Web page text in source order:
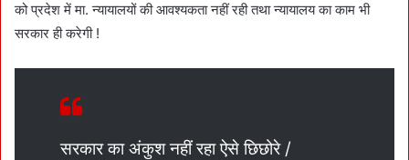
को प्रदेश में मा. न्यायालयों की आवश्यकता नहीं रही तथा न्यायालय का काम भी
सरकार ही करेगी !
सरकार का अंकुश नहीं रहा ऐसे छिछोरे /